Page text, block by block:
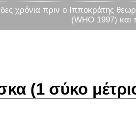
χρόνια πριν ο Ιπποκράτης
(WHO 1997) και
(1 σύκο